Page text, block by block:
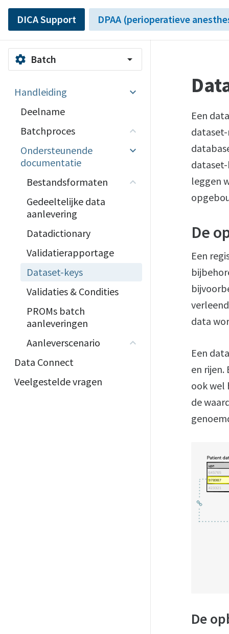
DICA Support DPAA (perioperatieve
settings Batch arrow_drop_down
Handleiding
Deelname
Batchproces
Ondersteunende
documentatie
Bestandsformaten
Gedeeltelijke data
aanlevering
Datadictionary
Validatierapportage
Dataset-keys
Validaties & Condities
PROMs batch
aanleveringen
Aanleverscenario
Data Connect
Veelgestelde vragen
Een
leggen
De
Een
data
Een
en rijen.
ook wel
de
De